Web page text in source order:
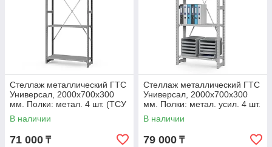
Стеллаж металлический ГТС
Универсал, 2000x700x300
мм. Полки: метал. 4 шт. (ТСУ
20070340)
В наличии
71 000 ₸
Стеллаж металлический ГТС
Универсал, 2000x700x300
мм. Полки: метал. усил. 4 шт.
(ТСУ 20070342)
В наличии
79 000 ₸